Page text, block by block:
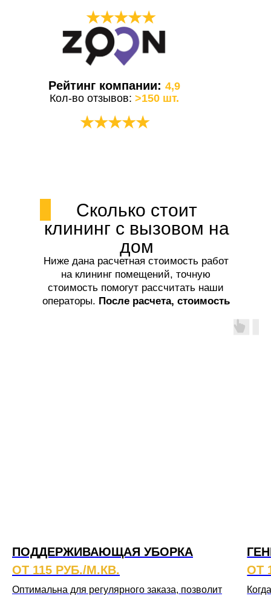
★★★★★
Рейтинг компании:4,9
Кол-во отзывов:>150 шт.
★★★★★
Сколько стоит
клининг с вызовом на
дом
Ниже дана расчетная стоимость работ
на клининг помещений, точную
стоимость помогут рассчитать наши
операторы. После расчета, стоимость
ПОДДЕРЖИВАЮЩАЯ УБОРКА
ОТ 115 РУБ./М.КВ.
Оптимальна для регулярного заказа, позволит
ОТ